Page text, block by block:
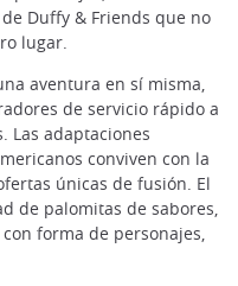
Duffy & Friends que no
lugar.
aventura en sí misma,
de servicio rápido a
Las adaptaciones
conviven con la
únicas de fusión. El
de palomitas de sabores,
forma de personajes,